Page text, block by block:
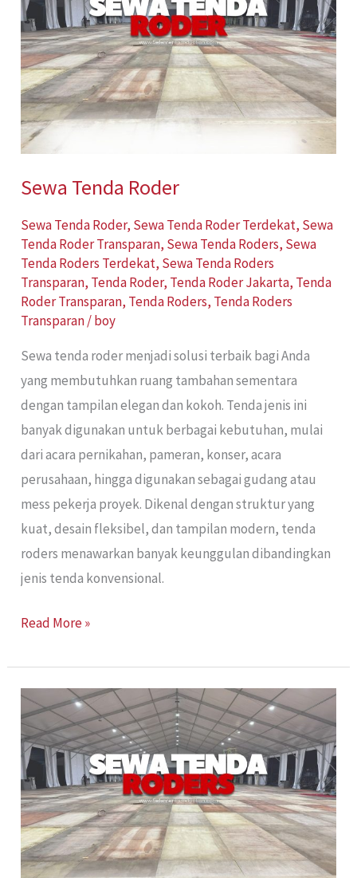
Sewa Tenda Roder
Sewa Tenda Roder, Sewa Tenda Roder Terdekat, Sewa
Tenda Roder Transparan, Sewa Tenda Roders, Sewa
Tenda Roders Terdekat, Sewa Tenda Roders
Transparan, Tenda Roder, Tenda Roder Jakarta, Tenda
Roder Transparan, Tenda Roders, Tenda Roders
Transparan/boy
Sewa tenda roder menjadi solusi terbaik bagi Anda
yang membutuhkan ruang tambahan sementara
dengan tampilan elegan dan kokoh. Tenda jenis ini
banyak digunakan untuk berbagai kebutuhan, mulai
dari acara pernikahan, pameran, konser, acara
perusahaan, hingga digunakan sebagai gudang atau
mess pekerja proyek. Dikenal dengan struktur yang
kuat, desain fleksibel, dan tampilan modern, tenda
roders menawarkan banyak keunggulan dibandingkan
jenis tenda konvensional.
Read More »
Sewa
Tenda
Roders